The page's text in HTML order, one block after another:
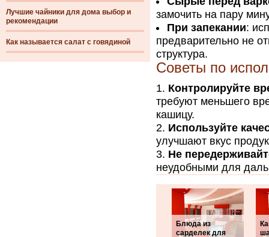
Лучшие чайники для дома выбор и
рекомендации
Как называется салат с говядиной
замочить на пару
При запекании:
предварительно не
структура.
Советы по
Контролируйте
требуют меньшего
кашицу.
Используйте
улучшают вкус
Не
неудобными для
Блюда из
сарделек для